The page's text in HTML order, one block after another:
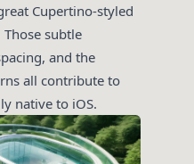
Cupertino-styled
subtle
and the
all contribute to
native to iOS.